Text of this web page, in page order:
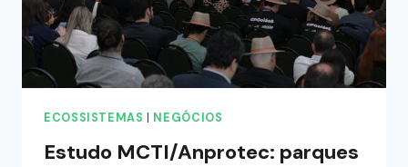
ECOSSISTEMAS NEGÓCIOS
Estudo MCTI/Anprotec: parques